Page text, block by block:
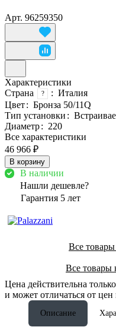
Арт. 96259350
Характеристики
Страна
? : Италия
Цвет: Бронза 50/11Q
Тип установки:
Диаметр: 220
Все характеристики
46 966 ₽
В корзину
В наличии
Нашли дешевле?
Гарантия 5 лет
Все товары
Все товары
Цена действительна
и может отличаться от
Описание